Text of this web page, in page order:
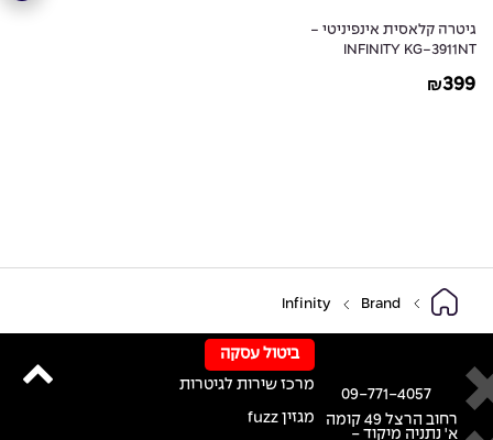
גיטרה קלאסית אינפיניטי -
INFINITY KG-3911NT
₪399
Brand
Infinity
רחוב הרצל 49 קומה
א' נתניה מיקוד -
09-771-4057
ביטול עסקה
מרכז שירות לגיטרות
מגזין fuzz